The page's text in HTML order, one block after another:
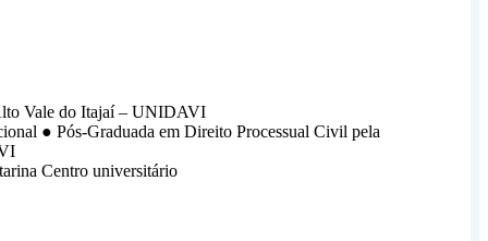
Vale do Itajaí – UNIDAVI
● Pós-Graduada em Direito Processual Civil pela
Centro universitário